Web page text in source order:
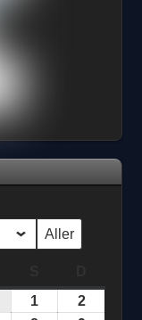
1
2août